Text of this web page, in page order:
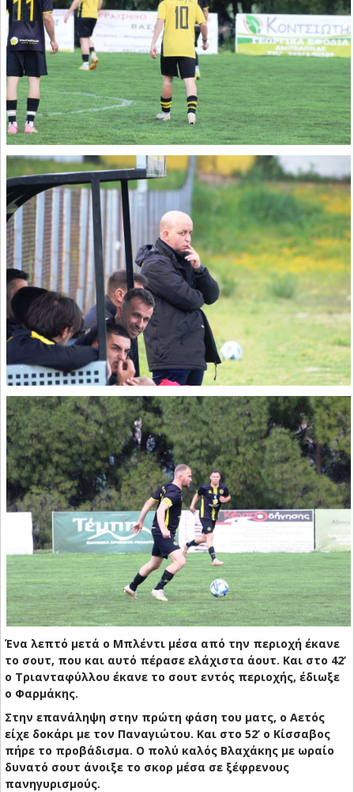
Ένα λεπτό μετά ο Μπλέντι μέσα από την περιοχή έκανε
το σουτ, που και αυτό πέρασε ελάχιστα άουτ. Και στο 42’
ο Τριανταφύλλου έκανε το σουτ εντός περιοχής, έδιωξε
ο Φαρμάκης.
Στην επανάληψη στην πρώτη φάση του ματς, ο Αετός
είχε δοκάρι με τον Παναγιώτου. Και στο 52’ ο Κίσσαβος
πήρε το προβάδισμα. Ο πολύ καλός Βλαχάκης με ωραίο
δυνατό σουτ άνοιξε το σκορ μέσα σε ξέφρενους
πανηγυρισμούς.